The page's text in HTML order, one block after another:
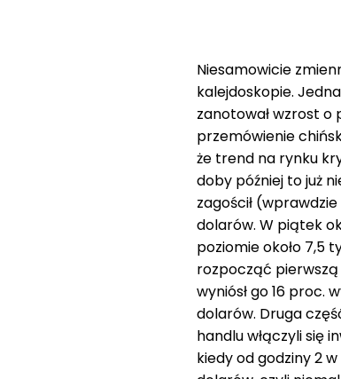
Niesamowicie
kalejdoskopie.
zanotował wzrost
przemówienie
że trend na rynku
doby później to już
zagościł
dolarów. W piątek
poziomie około 7,5
rozpocząć pierwszą
wyniósł go 16 proc.
dolarów. Druga
handlu włączyli się
kiedy od godziny 2